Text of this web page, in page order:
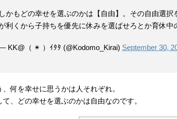
しかもどの幸せを選ぶのかは【自由】。その自由選
利くから子持ちを優先に休みを選ばせろとか育休中
KK@（ ✴︎ ）ｲﾀﾀ (@Kodomo_Kirai) September 30,
、何を幸せに思うかは人それぞれ。
て、どの幸せを選ぶのかは自由なのです。